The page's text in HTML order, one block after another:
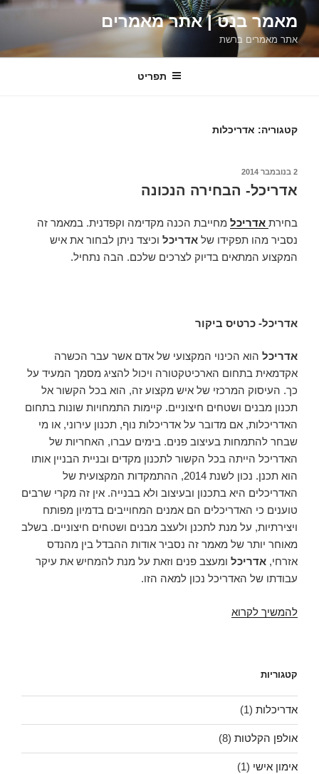
דילוג
לתוכןמאמר בנט | אתר מאמרים
אתר מאמרים ברשת
תפריט
קטגוריה: אדריכלות
פורסם
2 בנובמבר 2014
אדריכל- הבחירה הנכונה
בחירת אדריכל מחייבת הכנה מקדימה וקפדנית. במאמר זה
נסביר מהו תפקידו של אדריכל וכיצד ניתן לבחור את איש
המקצוע המתאים בדיוק לצרכים שלכם. הבה נתחיל.
אדריכל- כרטיס ביקור
אדריכל הוא הכינוי המקצועי של אדם אשר עבר הכשרה
אקדמאית בתחום הארכיטקטורה ויכול להציג מסמך המעיד על
כך. העיסוק המרכזי של איש מקצוע זה, הוא בכל הקשור אל
תכנון מבנים ושטחים חיצוניים. קיימות התמחויות שונות בתחום
האדריכלות, אם מדובר על אדריכלות נוף, תכנון עירוני, או מי
שבחר להתמחות בעיצוב פנים. בימים עברו, האחריות של
האדריכל הייתה בכל הקשור לתכנון מקדים ובניית הבניין אותו
הוא תכנן. נכון לשנת 2014, ההתמקדות המקצועית של
האדריכלים היא בתכנון ובעיצוב ולא בבנייה. אין זה מקרי שרבים
טוענים כי האדריכלים הם אמנים המחוייבים בדמיון מפותח
ויצירתיות, על מנת לתכנן ולעצב מבנים ושטחים חיצוניים. בשלב
מאוחר יותר של מאמר זה נסביר אודות ההבדל בין מהנדס
אזרחי, אדריכל ומעצב פנים וזאת על מנת להמחיש את עיקר
עבודתו של האדריכל נכון למאה הזו.
להמשיך לקרוא
קטגוריות
אדריכלות (1)
אולפן הקלטות (8)
אימון אישי (1)